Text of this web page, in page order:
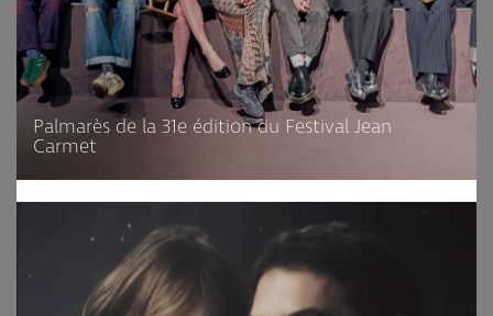
Palmarès de la 31e édition du Festival Jean
Carmet